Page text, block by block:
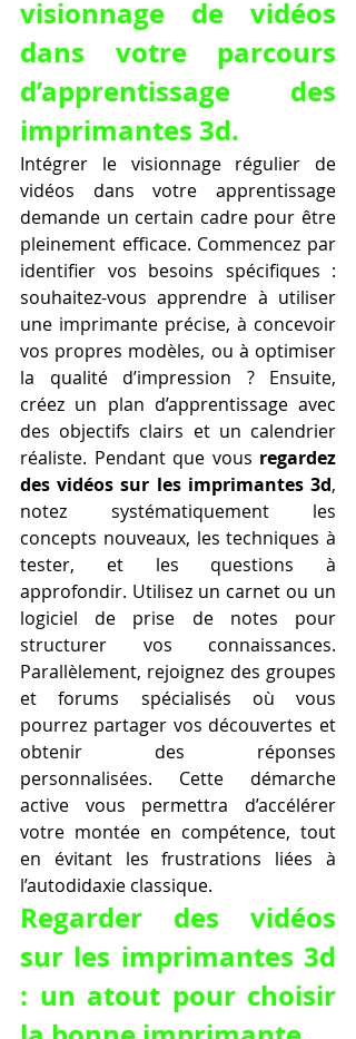
visionnage de vidéos
dans votre parcours
d’apprentissage des
imprimantes 3d.
Intégrer le visionnage régulier de
vidéos dans votre apprentissage
demande un certain cadre pour être
pleinement efficace. Commencez par
identifier vos besoins spécifiques :
souhaitez-vous apprendre à utiliser
une imprimante précise, à concevoir
vos propres modèles, ou à optimiser
la qualité d’impression ? Ensuite,
créez un plan d’apprentissage avec
des objectifs clairs et un calendrier
réaliste. Pendant que vous regardez
des vidéos sur les imprimantes 3d,
notez systématiquement les
concepts nouveaux, les techniques à
tester, et les questions à
approfondir. Utilisez un carnet ou un
logiciel de prise de notes pour
structurer vos connaissances.
Parallèlement, rejoignez des groupes
et forums spécialisés où vous
pourrez partager vos découvertes et
obtenir des réponses
personnalisées. Cette démarche
active vous permettra d’accélérer
votre montée en compétence, tout
en évitant les frustrations liées à
l’autodidaxie classique.
Regarder des vidéos
sur les imprimantes 3d
: un atout pour choisir